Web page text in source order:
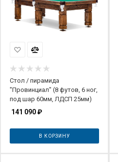
Стол / пирамида
"Провинциал" (8 футов, 6 ног,
под шар 60мм, ЛДСП 25мм)
141 090₽
В КОРЗИНУ